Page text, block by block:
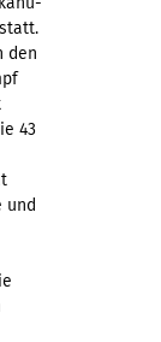
den
43
und